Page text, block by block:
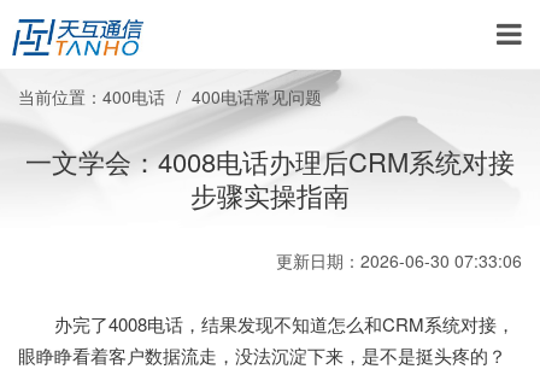
当前位置： 400电话 400电话常见问题
一文学会：4008电话办理后CRM系统对接
步骤实操指南
更新日期：2026-06-30 07:33:06
办完了4008电话，结果发现不知道怎么和CRM系统对接，
眼睁睁看着客户数据流走，没法沉淀下来，是不是挺头疼的？